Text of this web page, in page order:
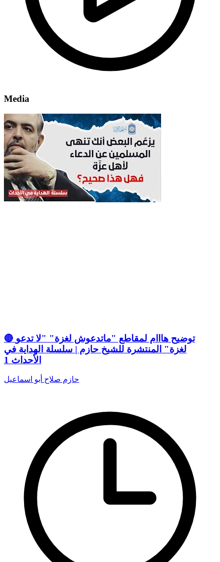
Media
🔴 توضيح هااام لمقاطع "ماتدعوش لغزة" "لا تدعو
لغزة" المنتشرة للشيخ حازم | سلسلة الهداية في
الأحداث 1
حازم صلاح أبو اسماعيل